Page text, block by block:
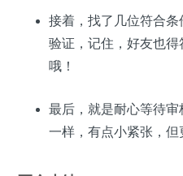
接着，找了几位符合
验证，记住，好友也
哦！
最后，就是耐心等待
一样，有点小紧张，但